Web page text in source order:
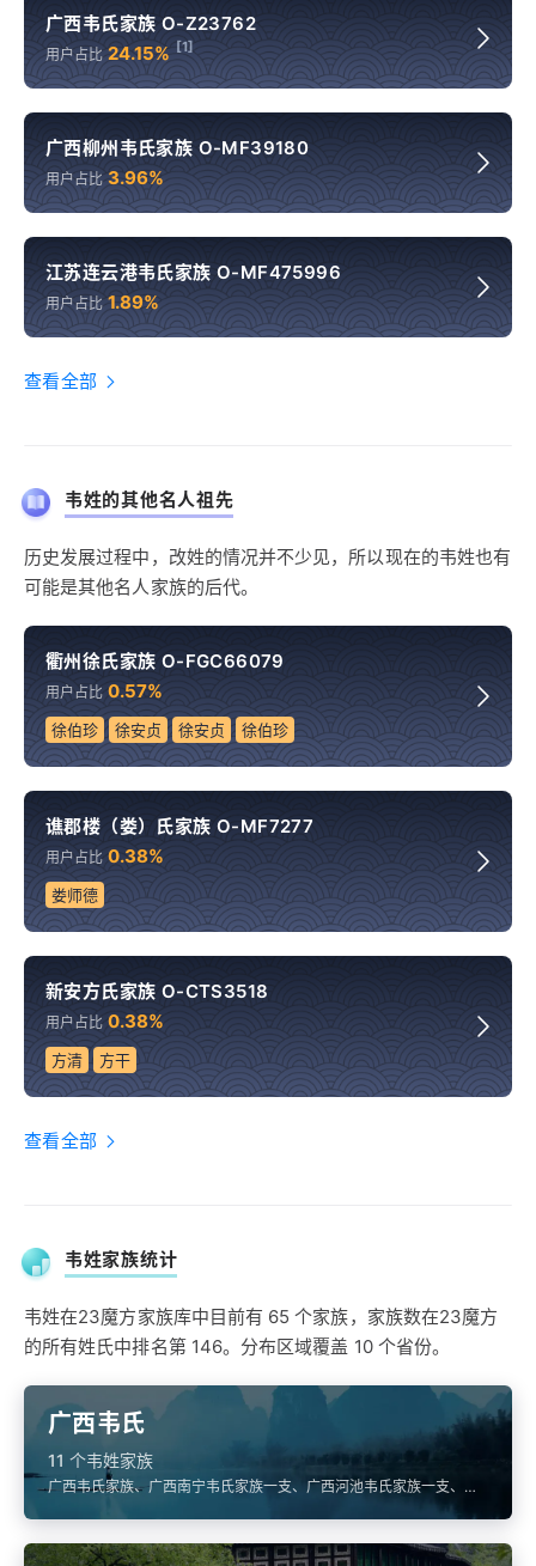
广西韦氏家族 O-Z23762
用户占比 24.15% [1]
广西柳州韦氏家族 O-MF39180
用户占比 3.96%
江苏连云港韦氏家族 O-MF475996
用户占比 1.89%
查看全部
韦姓的其他名人祖先
历史发展过程中，改姓的情况并不少见，所以现在的韦姓也有
可能是其他名人家族的后代。
衢州徐氏家族 O-FGC66079
用户占比 0.57%
徐伯珍 徐安贞 徐安贞 徐伯珍
谯郡楼（娄）氏家族 O-MF7277
用户占比 0.38%
娄师德
新安方氏家族 O-CTS3518
用户占比 0.38%
方清 方干
查看全部
韦姓家族统计
韦姓在23魔方家族库中目前有 65 个家族，家族数在23魔方
的所有姓氏中排名第 146。分布区域覆盖 10 个省份。
广西韦氏
11 个韦姓家族
广西韦氏家族、广西南宁韦氏家族一支、广西河池韦氏家族一支、广